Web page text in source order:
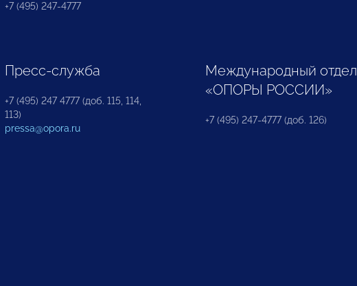
+7 (495) 247-4777
Пресс-служба
+7 (495) 247 4777 (доб. 115, 114,
113)
pressa@opora.ru
Международный отдел
«ОПОРЫ РОССИИ»
+7 (495) 247-4777 (доб. 126)